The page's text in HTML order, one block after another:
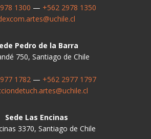
1300 — +562 2978 1350
Pedro de la Barra
750, Santiago de Chile
1782— +562 2977 1797
Sede Las Encinas
3370, Santiago de Chile